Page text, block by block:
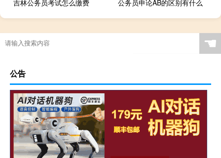
吉林公务员考试怎么缴费 公务员申论AB的区别有什么
☚
公告